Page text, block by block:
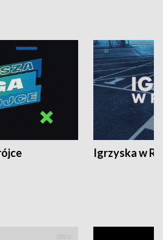
Igrzyska w